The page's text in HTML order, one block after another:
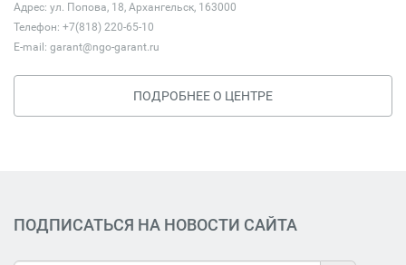
Адрес: ул. Попова, 18, Архангельск, 163000
Телефон: +7(818) 220-65-10
E-mail: garant@ngo-garant.ru
ПОДРОБНЕЕ О ЦЕНТРЕ
ПОДПИСАТЬСЯ НА НОВОСТИ САЙТА